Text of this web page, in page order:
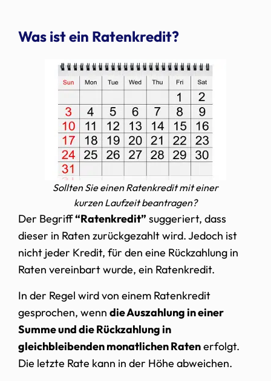
Was ist ein Ratenkredit?
Sollten Sie einen Ratenkredit mit einer
kurzen Laufzeit beantragen?
Der Begriff“Ratenkredit”suggeriert, dass
dieser in Raten zurückgezahlt wird. Jedoch ist
nicht jeder Kredit, für den eine Rückzahlung in
Raten vereinbart wurde, ein Ratenkredit.
In der Regel wird von einem Ratenkredit
gesprochen, wenn die Auszahlung in einer
Summe und die Rückzahlung in
gleichbleibenden monatlichen Ratenerfolgt.
Die letzte Rate kann in der Höhe abweichen.